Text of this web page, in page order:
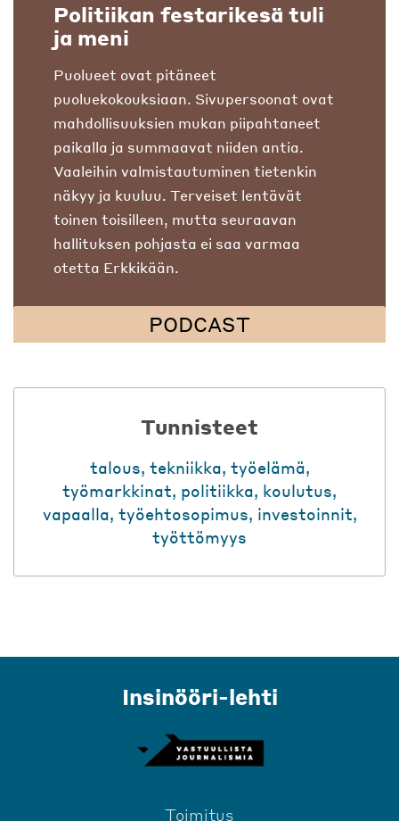
Politiikan festarikesä tuli
ja meni
Puolueet ovat pitäneet
puoluekokouksiaan. Sivupersoonat ovat
mahdollisuuksien mukan piipahtaneet
paikalla ja summaavat niiden antia.
Vaaleihin valmistautuminen tietenkin
näkyy ja kuuluu. Terveiset lentävät
toinen toisilleen, mutta seuraavan
hallituksen pohjasta ei saa varmaa
otetta Erkkikään.
PODCAST
Tunnisteet
talous, tekniikka, työelämä,
työmarkkinat, politiikka, koulutus,
vapaalla, työehtosopimus, investoinnit,
työttömyys
Insinööri-lehti
Toimitus